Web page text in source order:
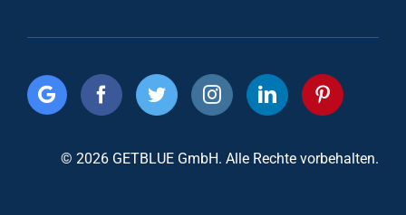
© 2026 GETBLUE GmbH. Alle Rechte vorbehalten.